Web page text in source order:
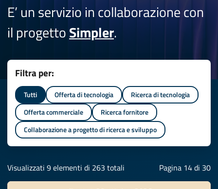
E’ un servizio in collaborazione con
il progettoSimpler.
Filtra per:
Tutti Offerta di tecnologia
Ricerca di tecnologia
Offerta commerciale
Ricerca fornitore
Collaborazione a progetto di ricerca e sviluppo
Visualizzati 9 elementi di 263 totali Pagina 14 di 30